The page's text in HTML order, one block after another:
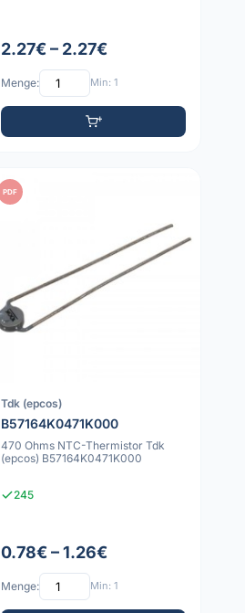
2.27€ – 2.27€
Menge: Min: 1
PDF
Tdk (epcos)
B57164K0471K000
470 Ohms NTC-Thermistor Tdk
(epcos) B57164K0471K000
245
0.78€ – 1.26€
Menge: Min: 1